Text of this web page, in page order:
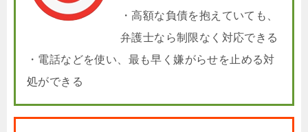
・高額な負債を抱えていても、
弁護士なら制限なく対応できる
・電話などを使い、最も早く嫌がらせを止める対
処ができる